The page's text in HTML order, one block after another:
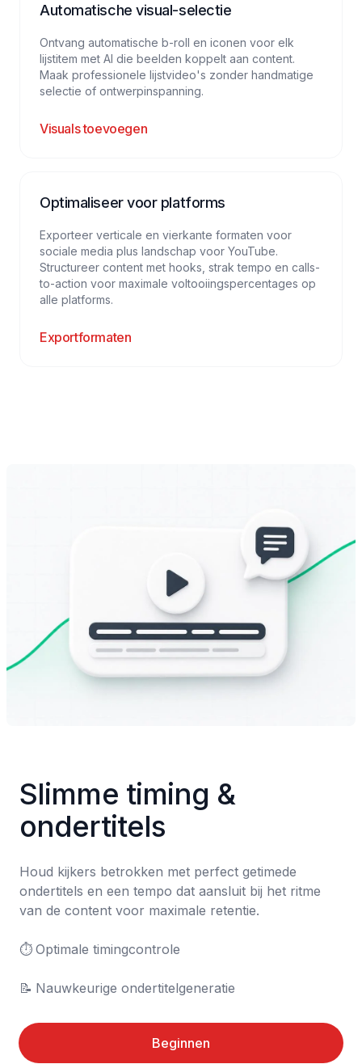
Automatische visual-selectie
Ontvang automatische b-roll en iconen voor elk
lijstitem met AI die beelden koppelt aan content.
Maak professionele lijstvideo's zonder handmatige
selectie of ontwerpinspanning.
Visuals toevoegen
Optimaliseer voor platforms
Exporteer verticale en vierkante formaten voor
sociale media plus landschap voor YouTube.
Structureer content met hooks, strak tempo en calls-
to-action voor maximale voltooiingspercentages op
alle platforms.
Exportformaten
Slimme timing &
ondertitels
Houd kijkers betrokken met perfect getimede
ondertitels en een tempo dat aansluit bij het ritme
van de content voor maximale retentie.
⏱️	Optimale timingcontrole
📝	Nauwkeurige ondertitelgeneratie
Beginnen